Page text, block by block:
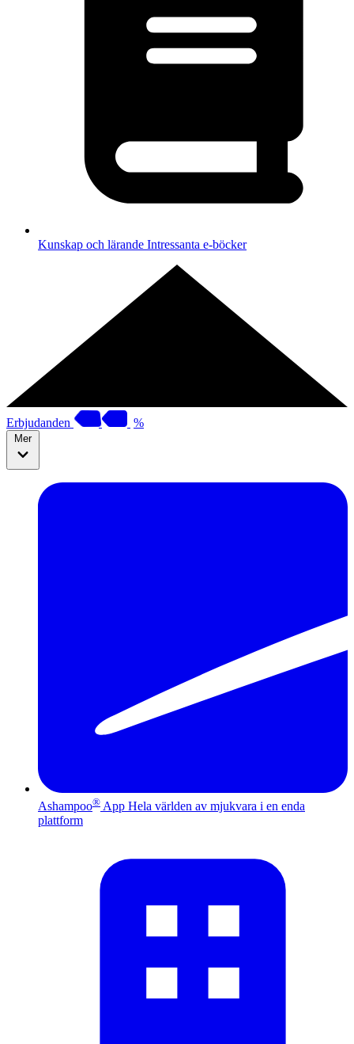
Kunskap och lärande Intressanta e-böcker
Erbjudanden %
Mer
Ashampoo® App Hela världen av mjukvara i en enda
plattform